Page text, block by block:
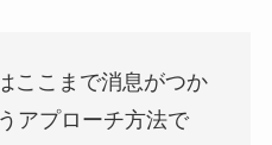
ここまで消息がつか
アプローチ方法で